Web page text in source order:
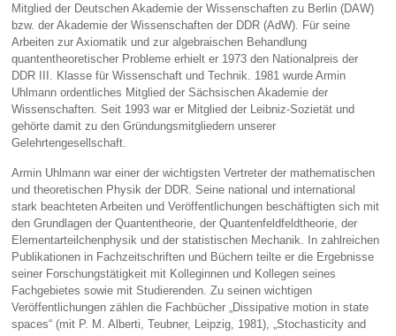
Mitglied der Deutschen Akademie der Wissenschaften zu Berlin (DAW)
bzw. der Akademie der Wissenschaften der DDR (AdW). Für seine
Arbeiten zur Axiomatik und zur algebraischen Behandlung
quantentheoretischer Probleme erhielt er 1973 den Nationalpreis der
DDR III. Klasse für Wissenschaft und Technik. 1981 wurde Armin
Uhlmann ordentliches Mitglied der Sächsischen Akademie der
Wissenschaften. Seit 1993 war er Mitglied der Leibniz-Sozietät und
gehörte damit zu den Gründungsmitgliedern unserer
Gelehrtengesellschaft.
Armin Uhlmann war einer der wichtigsten Vertreter der mathematischen
und theoretischen Physik der DDR. Seine national und international
stark beachteten Arbeiten und Veröffentlichungen beschäftigten sich mit
den Grundlagen der Quantentheorie, der Quantenfeldfeldtheorie, der
Elementarteilchenphysik und der statistischen Mechanik. In zahlreichen
Publikationen in Fachzeitschriften und Büchern teilte er die Ergebnisse
seiner Forschungstätigkeit mit Kolleginnen und Kollegen seines
Fachgebietes sowie mit Studierenden. Zu seinen wichtigen
Veröffentlichungen zählen die Fachbücher „Dissipative motion in state
spaces“ (mit P. M. Alberti, Teubner, Leipzig, 1981), „Stochasticity and